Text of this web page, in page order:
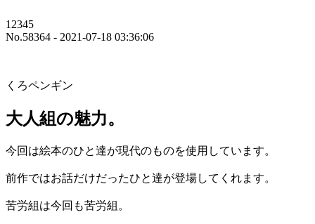
12345
No.58364 - 2021-07-18 03:36:06
くろペンギン
大人組の魅力。
今回は絵本のひと達が現代のものを使用しています。
前作ではお話だけだったひと達が登場してくれます。
苦労組は今回も苦労組。